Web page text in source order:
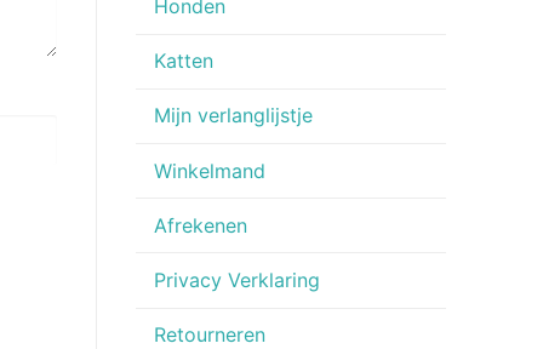
Honden
Katten
Mijn verlanglijstje
Winkelmand
Afrekenen
Privacy Verklaring
Retourneren